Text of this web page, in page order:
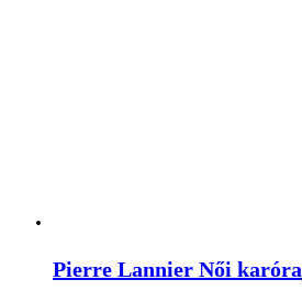
Pierre Lannier Női karóra